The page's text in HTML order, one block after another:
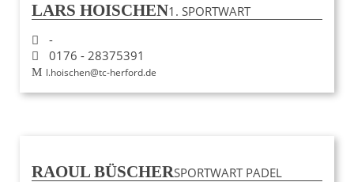
LARS HOISCHEN1. SPORTWART
-
0176 - 28375391
l.hoischen@tc-herford.de
RAOUL BÜSCHERSPORTWART PADEL